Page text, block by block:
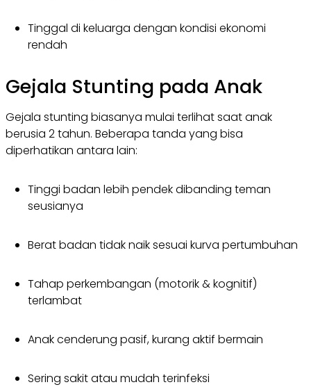
Tinggal di keluarga dengan kondisi ekonomi
rendah
Gejala Stunting pada Anak
Gejala stunting biasanya mulai terlihat saat anak
berusia 2 tahun. Beberapa tanda yang bisa
diperhatikan antara lain:
Tinggi badan lebih pendek dibanding teman
seusianya
Berat badan tidak naik sesuai kurva pertumbuhan
Tahap perkembangan (motorik & kognitif)
terlambat
Anak cenderung pasif, kurang aktif bermain
Sering sakit atau mudah terinfeksi